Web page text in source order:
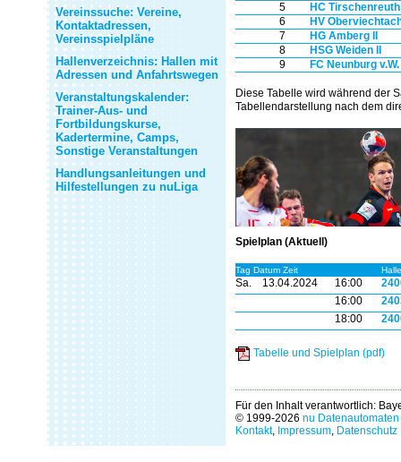
Vereinssuche: Vereine,
Kontaktadressen,
Vereinsspielpläne
Hallenverzeichnis: Hallen mit
Adressen und Anfahrtswegen
Veranstaltungskalender:
Trainer-Aus- und
Fortbildungskurse,
Kadertermine, Camps,
Sonstige Veranstaltungen
Handlungsanleitungen und
Hilfestellungen zu nuLiga
5
HC Tirschenreuth
6
HV
7
HG Amberg II
8
HSG Weiden II
9
FC Neunburg v.W.
Diese Tabelle wird während der
Tabellendarstellung nach dem
Spielplan (Aktuell)
Tag Datum Zeit Halle
Sa. 13.04.2024 16:00
16:00
18:00
Tabelle und Spielplan (pdf)
Für den Inhalt verantwortlich:
© 1999-2026 nu
Kontakt, Impressum, Datenschutz